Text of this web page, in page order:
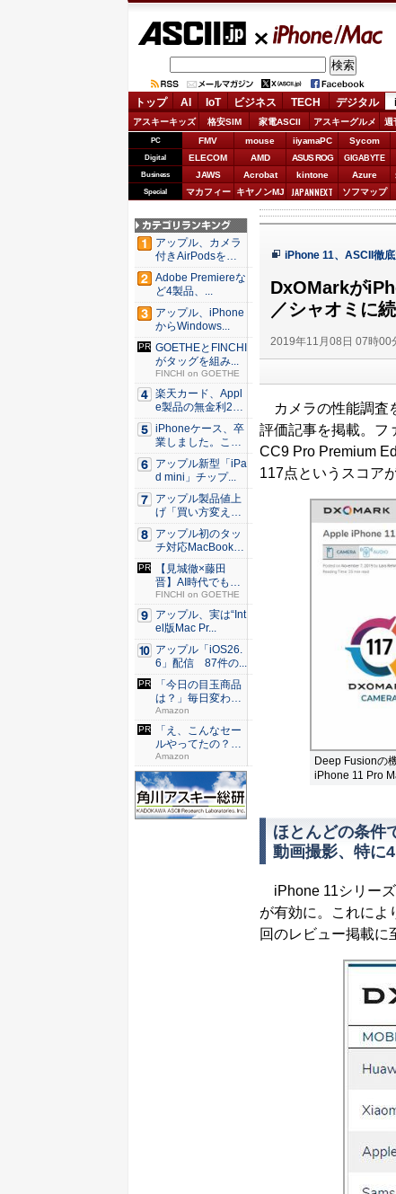
iPhone/Mac
トップ AI IoT ビジネス TECH デジタル
アスキーキッズ 格安SIM 家電ASCII アスキーグルメ 週
PC FMV mouse iiyamaPC Sycom
Digital ELECOM AMD ASUS ROG GIGABYTE
Business JAWS Acrobat kintone Azure
Special マカフィー キヤノンMJ JAPANNEXT ソフマップ
iPhone 11、ASCII徹底
DxOMarkが
／シャオミに
2019年11月08日 07時00
カメラの性能調査
評価記事を掲載。フ
CC9 Pro Premium
117点というスコア
Deep Fusionの
iPhone 11 Pro
ほとんどの条件
動画撮影、特に
iPhone 11シリー
が有効に。これによ
回のレビュー掲載に
アップル、カメラ
付きAirPodsを年
内...
Adobe Premiereな
ど4製品、...
アップル、iPhone
からWindows...
GOETHEとFINCHI
がタッグを組み...
FINCHI on GOETHE
楽天カード、Appl
e製品の無金利24
回...
iPhoneケース、卒
業しました。これ
か...
アップル新型「iPa
d mini」チップ...
アップル製品値上
げ「買い方変え
る」9割超...
アップル初のタッ
チ対応MacBook、
早...
【見城徹×藤田
晋】AI時代でも変
わらない...
FINCHI on GOETHE
アップル、実は“Int
el版Mac Pr...
アップル「iOS26.
6」配信 87件の...
「今日の目玉商品
は？」毎日変わる
Amaz...
Amazon
「え、こんなセー
ルやってたの？」
80％O...
Amazon